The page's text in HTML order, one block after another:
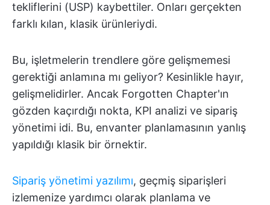
tekliflerini (USP) kaybettiler. Onları gerçekten
farklı kılan, klasik ürünleriydi.
Bu, işletmelerin trendlere göre gelişmemesi
gerektiği anlamına mı geliyor? Kesinlikle hayır,
gelişmelidirler. Ancak Forgotten Chapter'ın
gözden kaçırdığı nokta, KPI analizi ve sipariş
yönetimi idi. Bu, envanter planlamasının yanlış
yapıldığı klasik bir örnektir.
Sipariş yönetimi yazılımı, geçmiş siparişleri
izlemenize yardımcı olarak planlama ve